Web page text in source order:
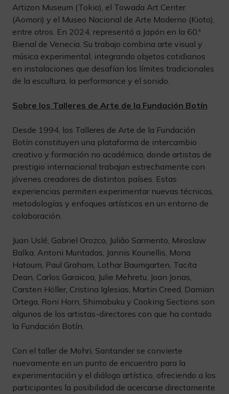
Artizon Museum (Tokio), el Towada Art Center
(Aomori) y el Museo Nacional de Arte Moderno (Kioto),
entre otros. En 2024, representó a Japón en la 60.ª
Bienal de Venecia. Su trabajo combina arte visual y
música experimental, integrando objetos cotidianos
en instalaciones que desafían los límites tradicionales
de la escultura, la performance y el sonido.
Sobre los Talleres de Arte de la Fundación Botín
Desde 1994, los Talleres de Arte de la Fundación
Botín constituyen una plataforma de intercambio
creativo y formación no académica, donde artistas de
prestigio internacional trabajan estrechamente con
jóvenes creadores de distintos países. Estas
experiencias permiten experimentar nuevas técnicas,
metodologías y enfoques artísticos en un entorno de
colaboración.
Juan Uslé, Gabriel Orozco, Juliâo Sarmento, Miroslaw
Balka, Antoni Muntadas, Jannis Kounellis, Mona
Hatoum, Paul Graham, Lothar Baumgarten, Tacita
Dean, Carlos Garaicoa, Julie Mehretu, Joan Jonas,
Carsten Höller, Cristina Iglesias, Martin Creed, Damian
Ortega, Roni Horn, Shimabuku y Cooking Sections son
algunos de los artistas-directores con que ha contado
la Fundación Botín.
Con el taller de Mohri, Santander se convierte
nuevamente en un punto de encuentro para la
experimentación y el diálogo artístico, ofreciendo a los
participantes la posibilidad de acercarse directamente